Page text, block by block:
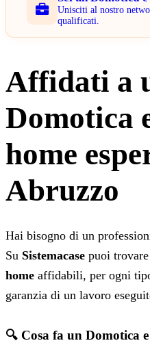
Unisciti al nostro
qualificati.
Affidati a
Domotica
home
Abruzzo
Hai bisogno di un
Su Sistemacase puoi
home affidabili, per ogni
garanzia di un lavoro
🔍 Cosa fa un Domotica